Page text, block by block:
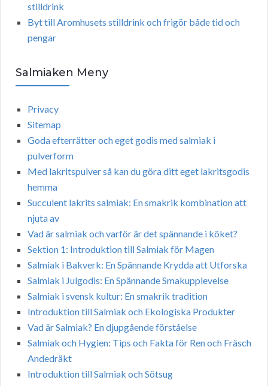
stilldrink
Byt till Aromhusets stilldrink och frigör både tid och
pengar
Salmiaken Meny
Privacy
Sitemap
Goda efterrätter och eget godis med salmiak i
pulverform
Med lakritspulver så kan du göra ditt eget lakritsgodis
hemma
Succulent lakrits salmiak: En smakrik kombination att
njuta av
Vad är salmiak och varför är det spännande i köket?
Sektion 1: Introduktion till Salmiak för Magen
Salmiak i Bakverk: En Spännande Krydda att Utforska
Salmiak i Julgodis: En Spännande Smakupplevelse
Salmiak i svensk kultur: En smakrik tradition
Introduktion till Salmiak och Ekologiska Produkter
Vad är Salmiak? En djupgående förståelse
Salmiak och Hygien: Tips och Fakta för Ren och Fräsch
Andedräkt
Introduktion till Salmiak och Sötsug